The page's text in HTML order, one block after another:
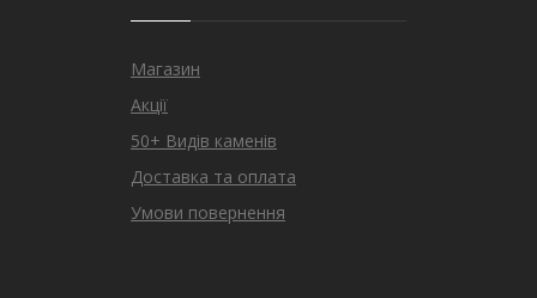
Магазин
Акції
50+ Видів каменів
Доставка та оплата
Умови повернення